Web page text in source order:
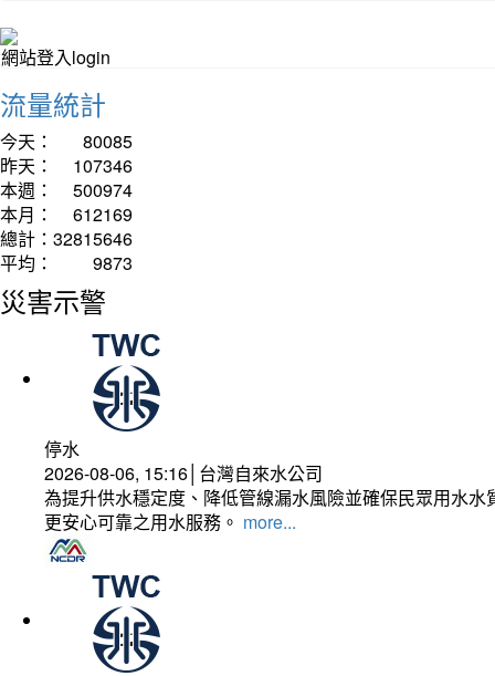
網站登入login
流量統計
今天：
80085
昨天：
107346
本週：
500974
本月：
612169
總計： 32815646
平均：
9873
災害示警
停水
2026-08-06, 15:16│台灣自來水公司
為提升供水穩定度、降低管線漏水風險並確保民眾用水
更安心可靠之用水服務。 more...